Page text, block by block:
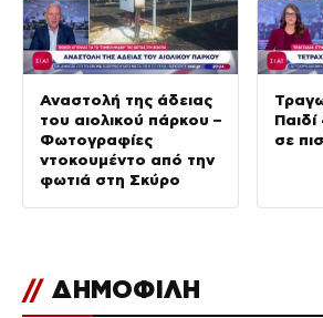
Αναστολή της άδειας
του αιολικού πάρκου –
Φωτογραφίες
ντοκουμέντο από την
φωτιά στη Σκύρο
σε
// ΔΗΜΟΦΙΛΗ